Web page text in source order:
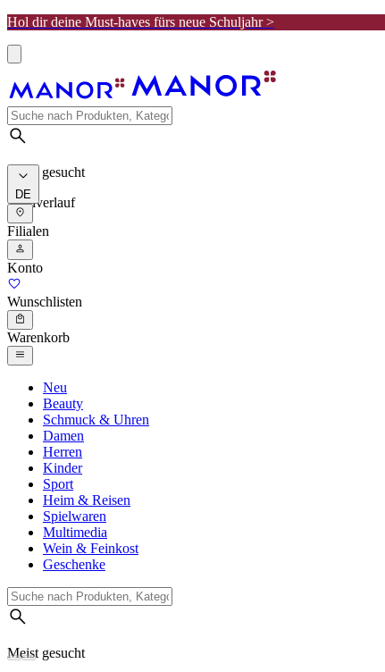
Hol dir deine Must-haves fürs neue Schuljahr >
Meist gesucht
Suchverlauf
DE
Filialen
Konto
Wunschlisten
Warenkorb
Neu
Beauty
Schmuck & Uhren
Damen
Herren
Kinder
Sport
Heim & Reisen
Spielwaren
Multimedia
Wein & Feinkost
Geschenke
Meist gesucht